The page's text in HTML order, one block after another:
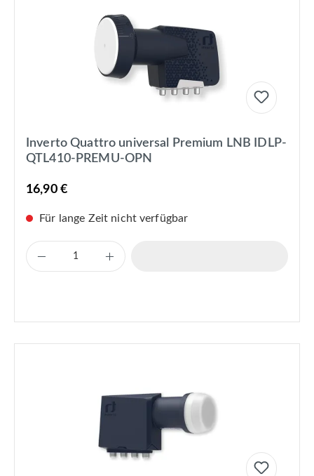
Inverto Quattro universal Premium LNB IDLP-
QTL410-PREMU-OPN
16,90 €
Für lange Zeit nicht verfügbar